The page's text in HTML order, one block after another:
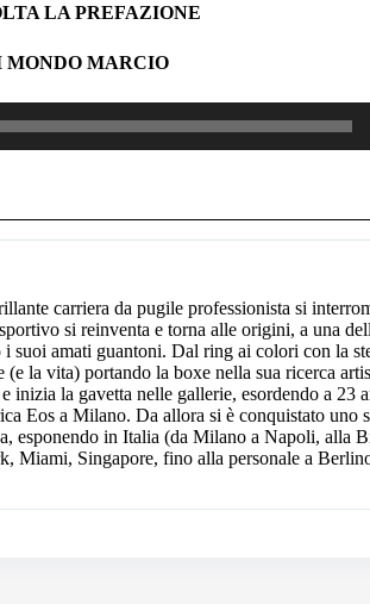
LA PREFAZIONE
MONDO MARCIO
carriera da pugile professionista si
si reinventa e torna alle origini, a una
suoi amati guantoni. Dal ring ai colori con la
la vita) portando la boxe nella sua ricerca
inizia la gavetta nelle gallerie, esordendo a 23
Eos a Milano. Da allora si è conquistato uno
esponendo in Italia (da Milano a Napoli, alla
Miami, Singapore, fino alla personale a